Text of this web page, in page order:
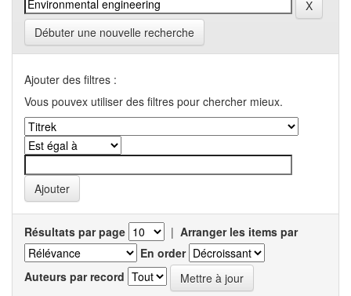
Débuter une nouvelle recherche
Ajouter des filtres :
Vous pouvex utiliser des filtres pour chercher mieux.
Résultats par page | Arranger les items par
En order
Auteurs par record